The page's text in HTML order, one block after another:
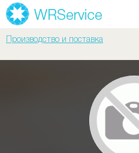
Производство и поставка